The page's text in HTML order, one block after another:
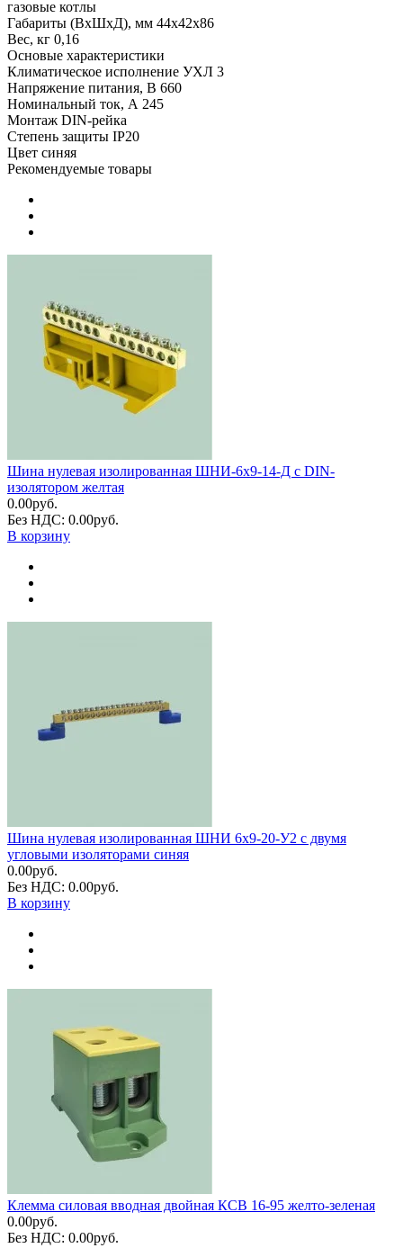
газовые котлы
Габариты (ВхШхД), мм 44х42х86
Вес, кг 0,16
Основые характеристики
Климатическое исполнение УХЛ 3
Напряжение питания, В 660
Номинальный ток, А 245
Монтаж DIN-рейка
Степень защиты IP20
Цвет синяя
Рекомендуемые товары
Шина нулевая изолированная ШНИ-6х9-14-Д с DIN-
изолятором желтая
0.00руб.
Без НДС: 0.00руб.
В корзину
Шина нулевая изолированная ШНИ 6х9-20-У2 с двумя
угловыми изоляторами синяя
0.00руб.
Без НДС: 0.00руб.
В корзину
Клемма силовая вводная двойная КСВ 16-95 желто-зеленая
0.00руб.
Без НДС: 0.00руб.